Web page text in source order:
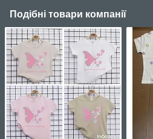
Подібні товари компанії